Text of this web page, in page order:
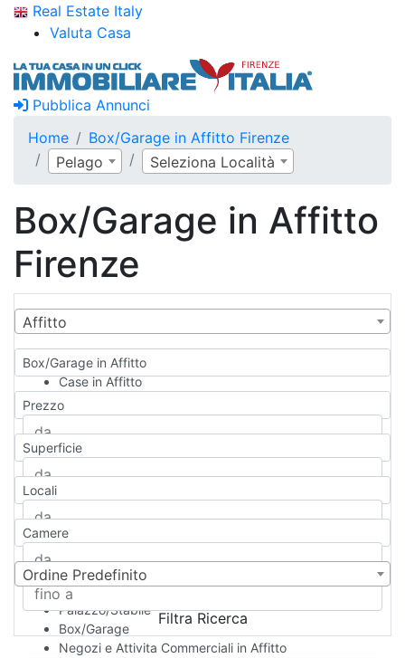
Real Estate Italy
Valuta Casa
Pubblica Annunci
Home
Box/Garage in Affitto Firenze
Pelago
Seleziona Località
Box/Garage in Affitto
Firenze
Affitto
Box/Garage in Affitto
Case in Affitto
Qualsiasi
Appartamento
Casa indipendente
Casa Semi-indipendente
Attico/Mansarda
Rustico/Casale
Camera d'Albergo
Multiproprietà
Palazzo/Stabile
Box/Garage
Negozi e Attivita Commerciali in Affitto
Prezzo
Superficie
Locali
Camere
Ordine Predefinito
Filtra Ricerca